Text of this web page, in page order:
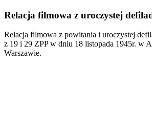
Relacja filmowa z uroczystej
Relacja filmowa z powitania i uroczystej
z 19 i 29 ZPP w dniu 18 listopada 1945r. w
Warszawie.